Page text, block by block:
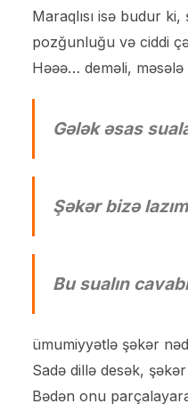
Maraqlısı isə budur
pozğunluğu və ciddi
Həəə… deməli,
Gələk əsas
Şəkər bizə
Bu sualın
ümumiyyətlə şəkər
Sadə dillə desək,
Bədən onu